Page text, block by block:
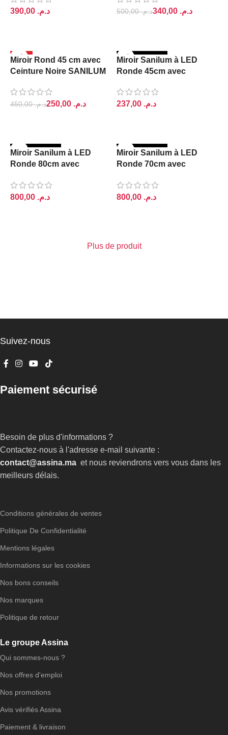
د.م. د.م.500,00 د.م.
-44%
RUPTURE DE S
TOCK
Miroir Rond 45 cm avec
Ceinture Noire SANILUM
د.م.450,00 د.م.
RUPTURE DE S
TOCK
Miroir Sanilum à LED
Ronde 45cm avec
د.م.
RUPTURE DE S
TOCK
Miroir Sanilum à LED
Ronde 80cm avec
د.م.
RUPTURE DE S
TOCK
Miroir Sanilum à LED
Ronde 70cm avec
د.م.
Plus de produit
Le groupe Assina
Qui sommes-nous ?
Nos offres d'emploi
Nos promotions
Avis vérifiés Assina
Paiement & livraison
Conditions générales de ventes
Politique De Confidentialité
Mentions légales
Informations sur les cookies
Nos bons conseils
Nos marques
Politique de retour
Suivez-nous
Paiement sécurisé
Besoin de plus d'informations ?
Contactez-nous à l'adresse e-mail suivante :
contact@assina.ma et nous reviendrons vers vous dans les
meilleurs délais.